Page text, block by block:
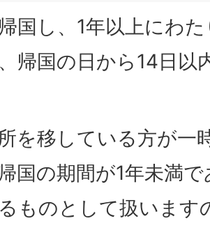
国し、1年以上にわ
帰国の日から14日以
を移している方が一
国の期間が1年未満
ものとして扱います